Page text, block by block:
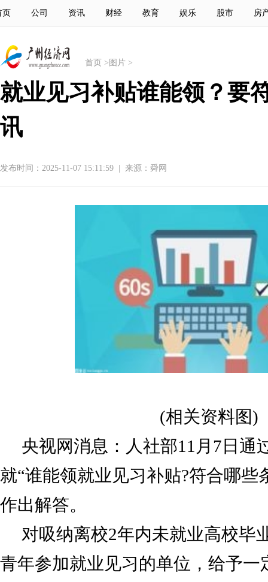
页 公司 资讯 财经 教育 娱乐 股市 房
首页 > 图片 >
就业见习补贴谁能领？要
讯
发布时间：2025-11-07 15:11:59 来源：舜网
(相关资料图)
央视网消息：人社部11月7日通
就“谁能领就业见习补贴?符合哪些
作出解答。
对吸纳离校2年内未就业高校毕
青年参加就业见习的单位，给予一